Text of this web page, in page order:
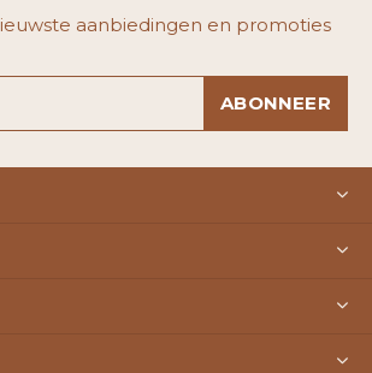
aanbiedingen en promoties
ABONNEER